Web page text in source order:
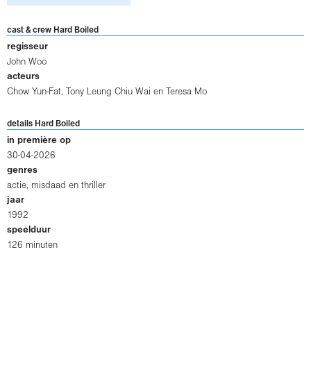
cast & crew Hard Boiled
regisseur
John Woo
acteurs
Chow Yun-Fat, Tony Leung Chiu Wai en Teresa Mo
details Hard Boiled
in première op
30-04-2026
genres
actie, misdaad en thriller
jaar
1992
speelduur
126 minuten